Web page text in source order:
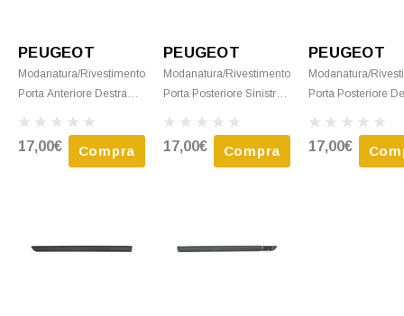
PEUGEOT
Modanatura/rivestimento
Porta Anteriore Destra
2001 Al 2008, Nero, 5
Porte, Nuovo
17,00€ Compra
PEUGEOT
Modanatura/rivestimento
Porta Posteriore Sinistra
2001 Al 2008, Nero, 5
Porte, Nuovo
17,00€ Compra
PEUGEOT
Modanatura/
Porta Posteriore
2001 Al 2008,
Porte, Nuovo
17,00€